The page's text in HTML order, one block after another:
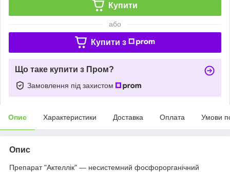
Купити
або
Купити з
Що таке купити з Пром?
Замовлення під захистом
Опис Характеристики Доставка Оплата Умови
Опис
Препарат "Актеллік" — несистемний фосфорорганічний